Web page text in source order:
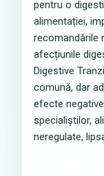
pentru o
alimentației,
recomandările
afecțiunile
Digestive
comună, dar
efecte
specialiștilor,
neregulate,